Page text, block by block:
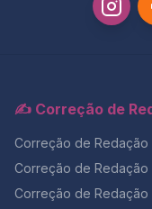
✍️ Correção de
Correção de Redação
Correção de Redação
Correção de Redação